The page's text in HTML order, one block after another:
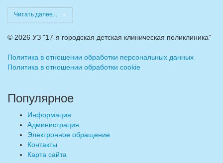
Читать далее...
© 2026 УЗ "17-я городская детская клиническая поликлиника"
Политика в отношении обработки персональных данных
Политика в отношении обработки cookie
Популярное
Информация
Администрация
Электронное обращение
Контакты
Карта сайта